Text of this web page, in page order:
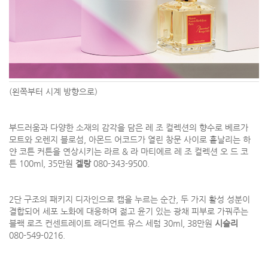
(왼쪽부터 시계 방향으로)
부드러움과 다양한 소재의 감각을 담은 레 조 컬렉션의 향수로 베르가
모트와 오렌지 블로섬, 아몬드 어코드가 열린 창문 사이로 흩날리는 하
얀 코튼 커튼을 연상시키는 라르 & 라 마티에르 레 조 컬렉션 오 드 코
튼 100ml, 35만원 겔랑080-343-9500.
2단 구조의 패키지 디자인으로 캡을 누르는 순간, 두 가지 활성 성분이
결합되어 세포 노화에 대응하며 젊고 윤기 있는 광채 피부로 가꿔주는
블랙 로즈 컨센트레이트 래디언트 유스 세럼 30ml, 38만원 시슬리
080-549-0216.